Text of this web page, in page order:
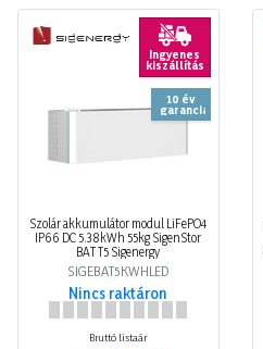
Ingyenes
kiszállítás
10 év
garancia
Szolár akkumulátor modul LiFePO4
IP66 DC 5.38kWh 55kg SigenStor
BAT T5 Sigenergy
SIGEBAT5KWHLED
Nincs raktáron
Bruttó listaár